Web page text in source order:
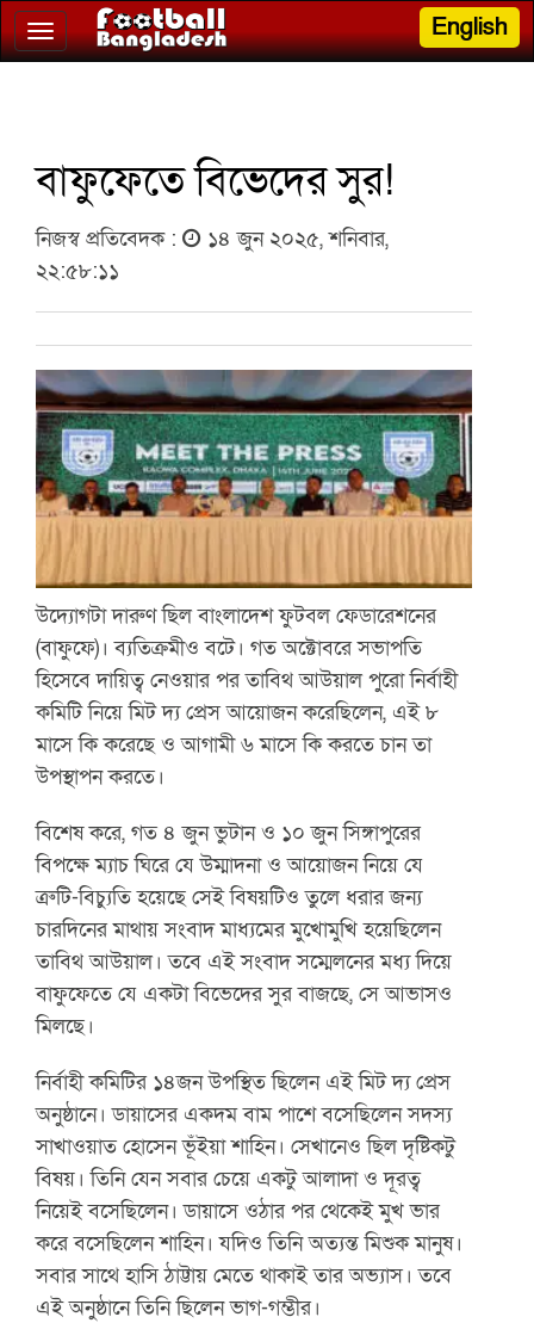
Toggle
navigation
English
বাফুফেতে বিভেদের সুর!
নিজস্ব প্রতিবেদক :
১৪ জুন ২০২৫, শনিবার,
২২:৫৮:১১
উদ্যোগটা দারুণ ছিল বাংলাদেশ ফুটবল ফেডারেশনের
(বাফুফে)। ব্যতিক্রমীও বটে। গত অক্টোবরে সভাপতি
হিসেবে দায়িত্ব নেওয়ার পর তাবিথ আউয়াল পুরো নির্বাহী
কমিটি নিয়ে মিট দ্য প্রেস আয়োজন করেছিলেন, এই ৮
মাসে কি করেছে ও আগামী ৬ মাসে কি করতে চান তা
উপস্থাপন করতে।
বিশেষ করে, গত ৪ জুন ভুটান ও ১০ জুন সিঙ্গাপুরের
বিপক্ষে ম্যাচ ঘিরে যে উম্মাদনা ও আয়োজন নিয়ে যে
ত্রুটি-বিচ্যুতি হয়েছে সেই বিষয়টিও তুলে ধরার জন্য
চারদিনের মাথায় সংবাদ মাধ্যমের মুখোমুখি হয়েছিলেন
তাবিথ আউয়াল। তবে এই সংবাদ সম্মেলনের মধ্য দিয়ে
বাফুফেতে যে একটা বিভেদের সুর বাজছে, সে আভাসও
মিলছে।
নির্বাহী কমিটির ১৪জন উপস্থিত ছিলেন এই মিট দ্য প্রেস
অনুষ্ঠানে। ডায়াসের একদম বাম পাশে বসেছিলেন সদস্য
সাখাওয়াত হোসেন ভূঁইয়া শাহিন। সেখানেও ছিল দৃষ্টিকটু
বিষয়। তিনি যেন সবার চেয়ে একটু আলাদা ও দূরত্ব
নিয়েই বসেছিলেন। ডায়াসে ওঠার পর থেকেই মুখ ভার
করে বসেছিলেন শাহিন। যদিও তিনি অত্যন্ত মিশুক মানুষ।
সবার সাথে হাসি ঠাট্টায় মেতে থাকাই তার অভ্যাস। তবে
এই অনুষ্ঠানে তিনি ছিলেন ভাগ-গম্ভীর।